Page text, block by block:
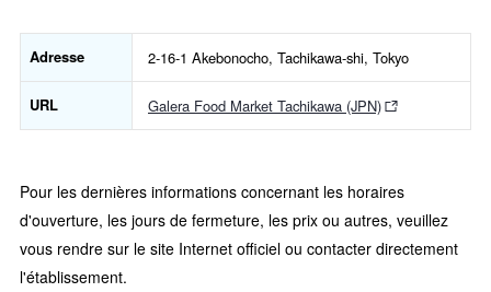
Adresse 2-16-1 Akebonocho, Tachikawa-shi, Tokyo
URL Galera Food Market Tachikawa (JPN)
Pour les dernières informations concernant les horaires
d'ouverture, les jours de fermeture, les prix ou autres, veuillez
vous rendre sur le site Internet officiel ou contacter directement
l'établissement.